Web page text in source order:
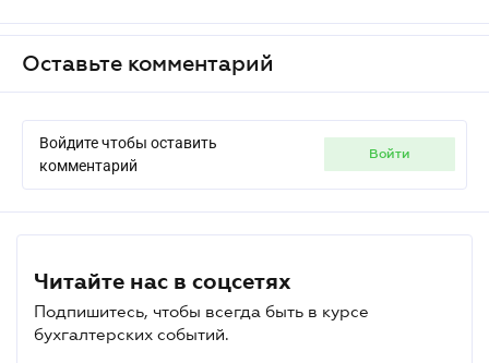
Оставьте комментарий
Войдите чтобы оставить
комментарий
войти
Читайте нас в соцсетях
Подпишитесь, чтобы всегда быть в курсе
бухгалтерских событий.